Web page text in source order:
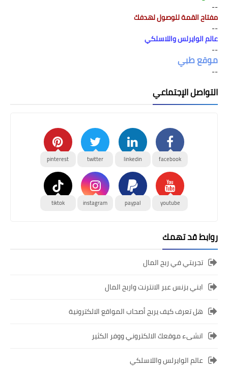
--
مفتاح القمة للوصول لهدفك
--
عالم الوايرلس واللاسلكي
--
موقع طبي
--
التواصل الإجتماعي
facebook
linkedin
twitter
pinterest
youtube
paypal
instagram
tiktok
روابط قد تهمك
تجربتي في ربح المال
ابني بزنس عبر الانترنت واربح المال
هل تعرف كيف يربح أصحاب المواقع الالكترونية
انشىء موقعك الالكتروني ووفر الكثير
عالم الوايرلس واللاسلكي